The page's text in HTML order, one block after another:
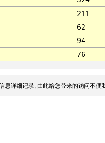
211
62
94
76
息详细记录, 由此给您带来的访问不便